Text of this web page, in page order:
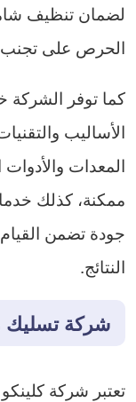
لضمان تنظيف
الحرص على تجنب
كما توفر
الأساليب
المعدات والأدوات
ممكنة، كذلك
جودة تضمن
النتائج.
شركة تسليك
تعتبر شركة